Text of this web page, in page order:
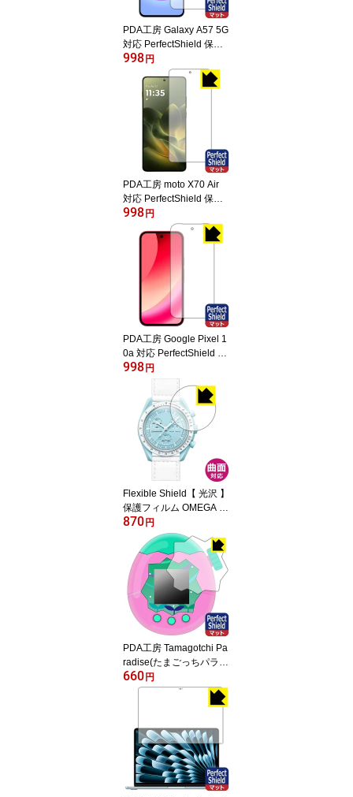
PDA工房 Galaxy A57 5G
対応 PerfectShield 保護
フィルム [画面用] [指紋認
証対応] 反射低減 防指紋
日本製 自社製造直販
998円
PDA工房 moto X70 Air
対応 PerfectShield 保護
フィルム [指紋認証対応]
反射低減 防指紋 日本製
自社製造直販
998円
PDA工房 Google Pixel 1
0a 対応 PerfectShield 保
護 フィルム [画面用] [指
紋認証対応] 反射低減 防
指紋 日本製 自社製造直
998円
Flexible Shield【 光沢 】
保護フィルム OMEGA X
SWATCH BIOCERAMIC
MOONSWATCH 日本製
自社製造直販
870円
PDA工房 Tamagotchi Pa
radise(たまごっちパラダ
イス) 対応 PerfectShield
保護 フィルム 反射低減
防指紋 日本製 自社製造
660円